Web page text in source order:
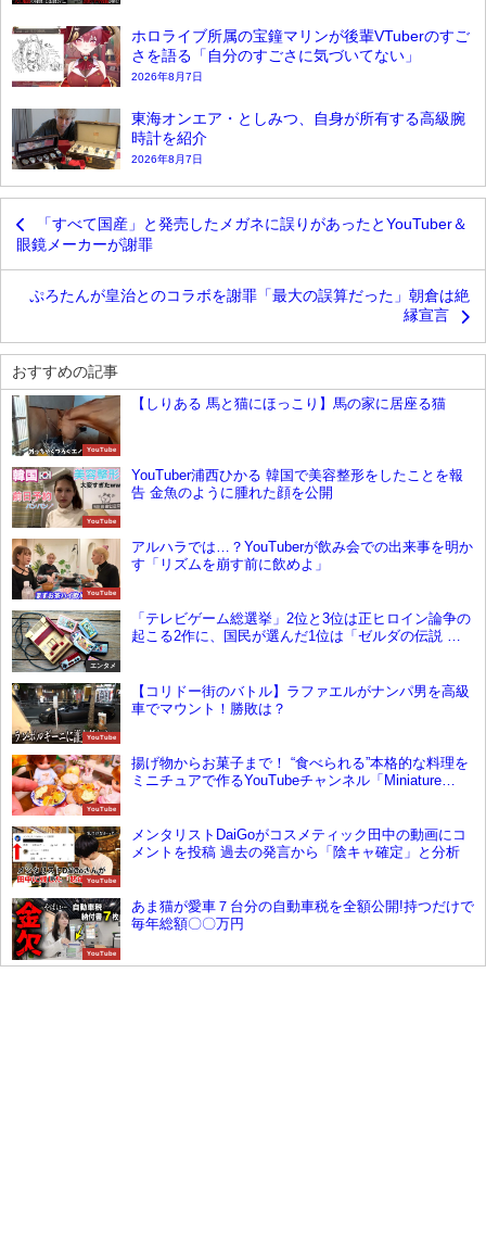
ホロライブ所属の宝鐘マリンが後輩VTuberのすご
さを語る「自分のすごさに気づいてない」
2026年8月7日
東海オンエア・としみつ、自身が所有する高級腕
時計を紹介
2026年8月7日
「すべて国産」と発売したメガネに誤りがあったとYouTuber＆
眼鏡メーカーが謝罪
ぷろたんが皇治とのコラボを謝罪「最大の誤算だった」朝倉は絶
縁宣言
おすすめの記事
YouTube
【しりある 馬と猫にほっこり】馬の家に居座る猫
YouTube
YouTuber浦西ひかる 韓国で美容整形をしたことを報
告 金魚のように腫れた顔を公開
YouTube
アルハラでは…？YouTuberが飲み会での出来事を明か
す「リズムを崩す前に飲めよ」
エンタメ
「テレビゲーム総選挙」2位と3位は正ヒロイン論争の
起こる2作に、国民が選んだ1位は「ゼルダの伝説 ブ
YouTube
【コリドー街のバトル】ラファエルがナンパ男を高級
車でマウント！勝敗は？
YouTube
揚げ物からお菓子まで！ “食べられる”本格的な料理を
ミニチュアで作るYouTubeチャンネル「Miniature
YouTube
メンタリストDaiGoがコスメティック田中の動画にコ
メントを投稿 過去の発言から「陰キャ確定」と分析
YouTube
あま猫が愛車７台分の自動車税を全額公開!持つだけで
毎年総額〇〇万円